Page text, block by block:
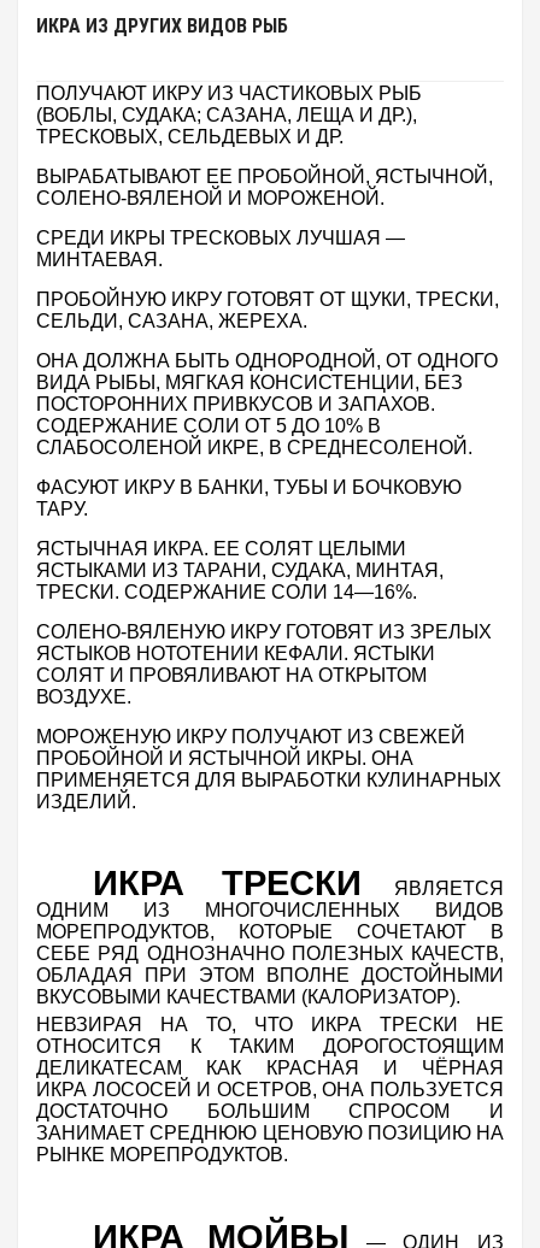
ИКРА ИЗ ДРУГИХ ВИДОВ РЫБ
ПОЛУЧАЮТ ИКРУ ИЗ ЧАСТИКОВЫХ РЫБ
(ВОБЛЫ, СУДАКА; САЗАНА, ЛЕЩА И ДР.),
ТРЕСКОВЫХ, СЕЛЬДЕВЫХ И ДР.
ВЫРАБАТЫВАЮТ ЕЕ ПРОБОЙНОЙ, ЯСТЫЧНОЙ,
СОЛЕНО-ВЯЛЕНОЙ И МОРОЖЕНОЙ.
СРЕДИ ИКРЫ ТРЕСКОВЫХ ЛУЧШАЯ —
МИНТАЕВАЯ.
ПРОБОЙНУЮ ИКРУ ГОТОВЯТ ОТ ЩУКИ, ТРЕСКИ,
СЕЛЬДИ, САЗАНА, ЖЕРЕХА.
ОНА ДОЛЖНА БЫТЬ ОДНОРОДНОЙ, ОТ ОДНОГО
ВИДА РЫБЫ, МЯГКАЯ КОНСИСТЕНЦИИ, БЕЗ
ПОСТОРОННИХ ПРИВКУСОВ И ЗАПАХОВ.
СОДЕРЖАНИЕ СОЛИ ОТ 5 ДО 10% В
СЛАБОСОЛЕНОЙ ИКРЕ, В СРЕДНЕСОЛЕНОЙ.
ФАСУЮТ ИКРУ В БАНКИ, ТУБЫ И БОЧКОВУЮ
ТАРУ.
ЯСТЫЧНАЯ ИКРА. ЕЕ СОЛЯТ ЦЕЛЫМИ
ЯСТЫКАМИ ИЗ ТАРАНИ, СУДАКА, МИНТАЯ,
ТРЕСКИ. СОДЕРЖАНИЕ СОЛИ 14—16%.
СОЛЕНО-ВЯЛЕНУЮ ИКРУ ГОТОВЯТ ИЗ ЗРЕЛЫХ
ЯСТЫКОВ НОТОТЕНИИ КЕФАЛИ. ЯСТЫКИ
СОЛЯТ И ПРОВЯЛИВАЮТ НА ОТКРЫТОМ
ВОЗДУХЕ.
МОРОЖЕНУЮ ИКРУ ПОЛУЧАЮТ ИЗ СВЕЖЕЙ
ПРОБОЙНОЙ И ЯСТЫЧНОЙ ИКРЫ. ОНА
ПРИМЕНЯЕТСЯ ДЛЯ ВЫРАБОТКИ КУЛИНАРНЫХ
ИЗДЕЛИЙ.
ИКРА ТРЕСКИ
ЯВЛЯЕТСЯ
ОДНИМ ИЗ МНОГОЧИСЛЕННЫХ ВИДОВ
МОРЕПРОДУКТОВ, КОТОРЫЕ СОЧЕТАЮТ В
СЕБЕ РЯД ОДНОЗНАЧНО ПОЛЕЗНЫХ КАЧЕСТВ,
ОБЛАДАЯ ПРИ ЭТОМ ВПОЛНЕ ДОСТОЙНЫМИ
ВКУСОВЫМИ КАЧЕСТВАМИ (КАЛОРИЗАТОР).
НЕВЗИРАЯ НА ТО, ЧТО ИКРА ТРЕСКИ НЕ
ОТНОСИТСЯ К ТАКИМ ДОРОГОСТОЯЩИМ
ДЕЛИКАТЕСАМ КАК КРАСНАЯ И ЧЁРНАЯ
ИКРА ЛОСОСЕЙ И ОСЕТРОВ, ОНА ПОЛЬЗУЕТСЯ
ДОСТАТОЧНО БОЛЬШИМ СПРОСОМ И
ЗАНИМАЕТ СРЕДНЮЮ ЦЕНОВУЮ ПОЗИЦИЮ НА
РЫНКЕ МОРЕПРОДУКТОВ.
ИКРА МОЙВЫ — ОДИН ИЗ